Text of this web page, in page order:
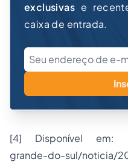
exclusivas e
caixa de entrada.
[4] Disponível em:
grande-do-sul/noticia/